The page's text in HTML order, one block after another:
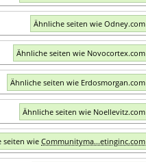
Ähnliche seiten wie Odney.com
Ähnliche seiten wie Novocortex.com
Ähnliche seiten wie Erdosmorgan.com
Ähnliche seiten wie Noellevitz.com
seiten wie Communityma...etinginc.com